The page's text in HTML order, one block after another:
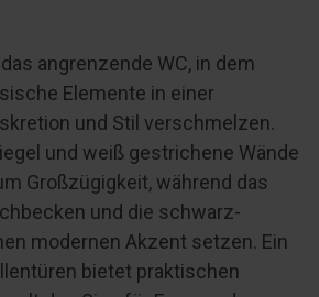
angrenzende WC, in dem
Elemente in einer
und Stil verschmelzen.
und weiß gestrichene Wände
Großzügigkeit, während das
und die schwarz-
modernen Akzent setzen. Ein
bietet praktischen